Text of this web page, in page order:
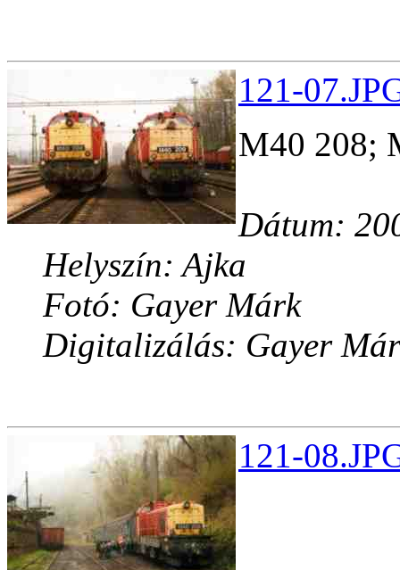
121-
M40 208;
Dátum:
Helyszín: Ajka
Fotó: Gayer Márk
Digitalizálás: Gayer
121-